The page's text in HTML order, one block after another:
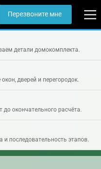
Перезвоните мне
детали домокомплекта.
дверей и перегородок.
окончательного расчёта.
и последовательность этапов.